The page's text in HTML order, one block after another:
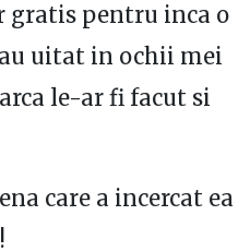
gratis pentru inca o
uitat in ochii mei
le-ar fi facut si
care a incercat ea